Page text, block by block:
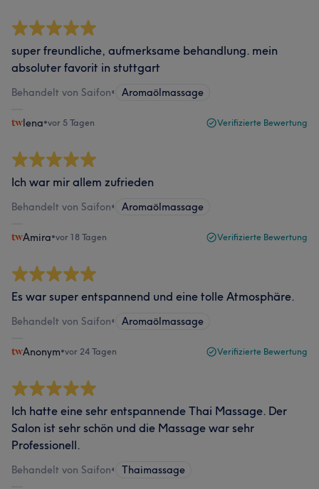
super freundliche, aufmerksame behandlung. mein
absoluter favorit in stuttgart
Behandelt von Saifon• Aromaölmassage
lena•vor 5 Tagen Verifizierte Bewertung
Ich war mir allem zufrieden
Behandelt von Saifon• Aromaölmassage
Amira•vor 18 Tagen Verifizierte Bewertung
Es war super entspannend und eine tolle Atmosphäre.
Behandelt von Saifon• Aromaölmassage
Anonym•vor 24 Tagen Verifizierte Bewertung
Ich hatte eine sehr entspannende Thai Massage. Der
Salon ist sehr schön und die Massage war sehr
Professionell.
Behandelt von Saifon• Thaimassage